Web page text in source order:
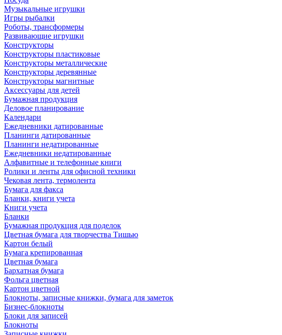
Музыкальные игрушки
Игры рыбалки
Роботы, трансформеры
Развивающие игрушки
Конструкторы
Конструкторы пластиковые
Конструкторы металлические
Конструкторы деревянные
Конструкторы магнитные
Аксессуары для детей
Бумажная продукция
Деловое планирование
Календари
Ежедневники датированные
Планинги датированные
Планинги недатированные
Ежедневники недатированные
Алфавитные и телефонные книги
Ролики и ленты для офисной техники
Чековая лента, термолента
Бумага для факса
Бланки, книги учета
Книги учета
Бланки
Бумажная продукция для поделок
Цветная бумага для творчества Тишью
Картон белый
Бумага крепированная
Цветная бумага
Бархатная бумага
Фольга цветная
Картон цветной
Блокноты, записные книжки, бумага для заметок
Бизнес-блокноты
Блоки для записей
Блокноты